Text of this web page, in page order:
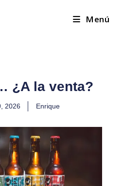
Menú
¿A la venta?
2026 Enrique